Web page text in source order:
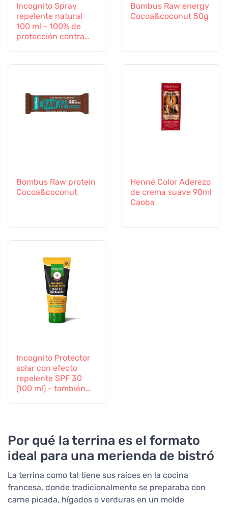
Incognito Spray
repelente natural
100 ml - 100% de
protección contra
Bombus Raw energy
Cocoa&coconut 50g
Bombus Raw protein
Cocoa&coconut
Henné Color Aderezo
de crema suave 90ml
Caoba
Incognito Protector
solar con efecto
repelente SPF 30
(100 ml) - también
Por qué la terrina es el formato
ideal para una merienda de bistró
La terrina como tal tiene sus raíces en la cocina
francesa, donde tradicionalmente se preparaba con
carne picada, hígados o verduras en un molde